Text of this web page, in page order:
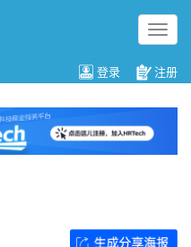
切
换
航
登录 注册